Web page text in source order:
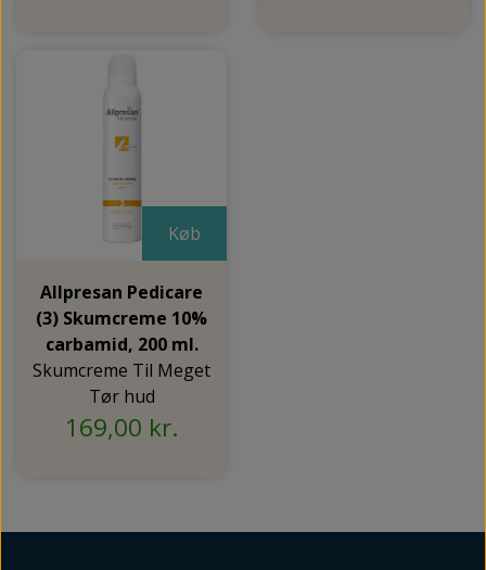
Køb
Allpresan Pedicare
(3) Skumcreme 10%
carbamid, 200 ml.
Skumcreme Til Meget
Tør hud
169,00 kr.